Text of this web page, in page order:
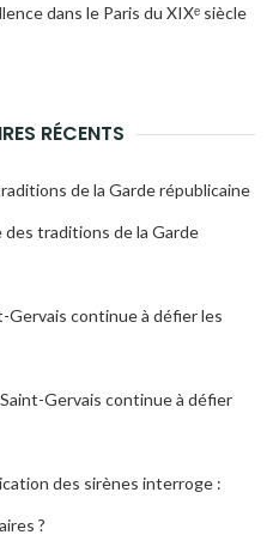
dans le Paris du XIXᵉ siècle
RÉCENTS
de la Garde républicaine
des traditions de la Garde
Gervais continue à défier les
Gervais continue à défier
des sirènes interroge :
?